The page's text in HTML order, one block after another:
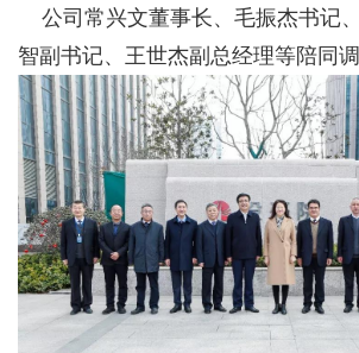
公司常兴文董事长、毛振杰书记
智副书记、王世杰副总经理等陪同调